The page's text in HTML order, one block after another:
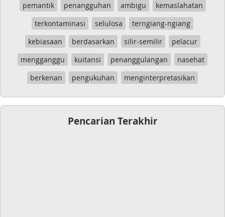
pemantik
penangguhan ambigu
kemaslahatan
terkontaminasi
selulosa
terngiang-ngiang
kebiasaan
berdasarkan silir-semilir
pelacur
mengganggu
kuitansi penanggulangan
nasehat
berkenan
pengukuhan menginterpretasikan
Pencarian Terakhir